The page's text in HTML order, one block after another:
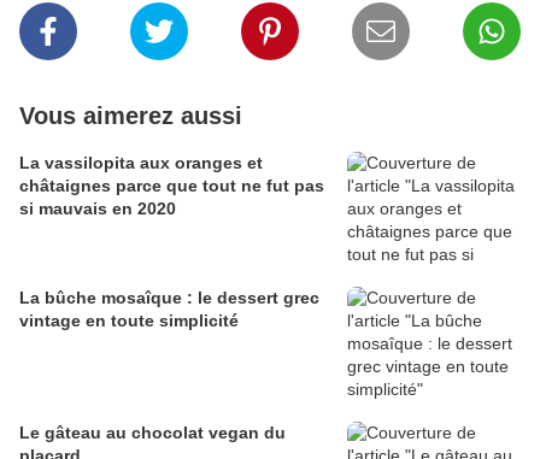
Vous aimerez aussi
La vassilopita aux oranges et
châtaignes parce que tout ne fut pas
si mauvais en 2020
La bûche mosaîque : le dessert grec
vintage en toute simplicité
Le gâteau au chocolat vegan du